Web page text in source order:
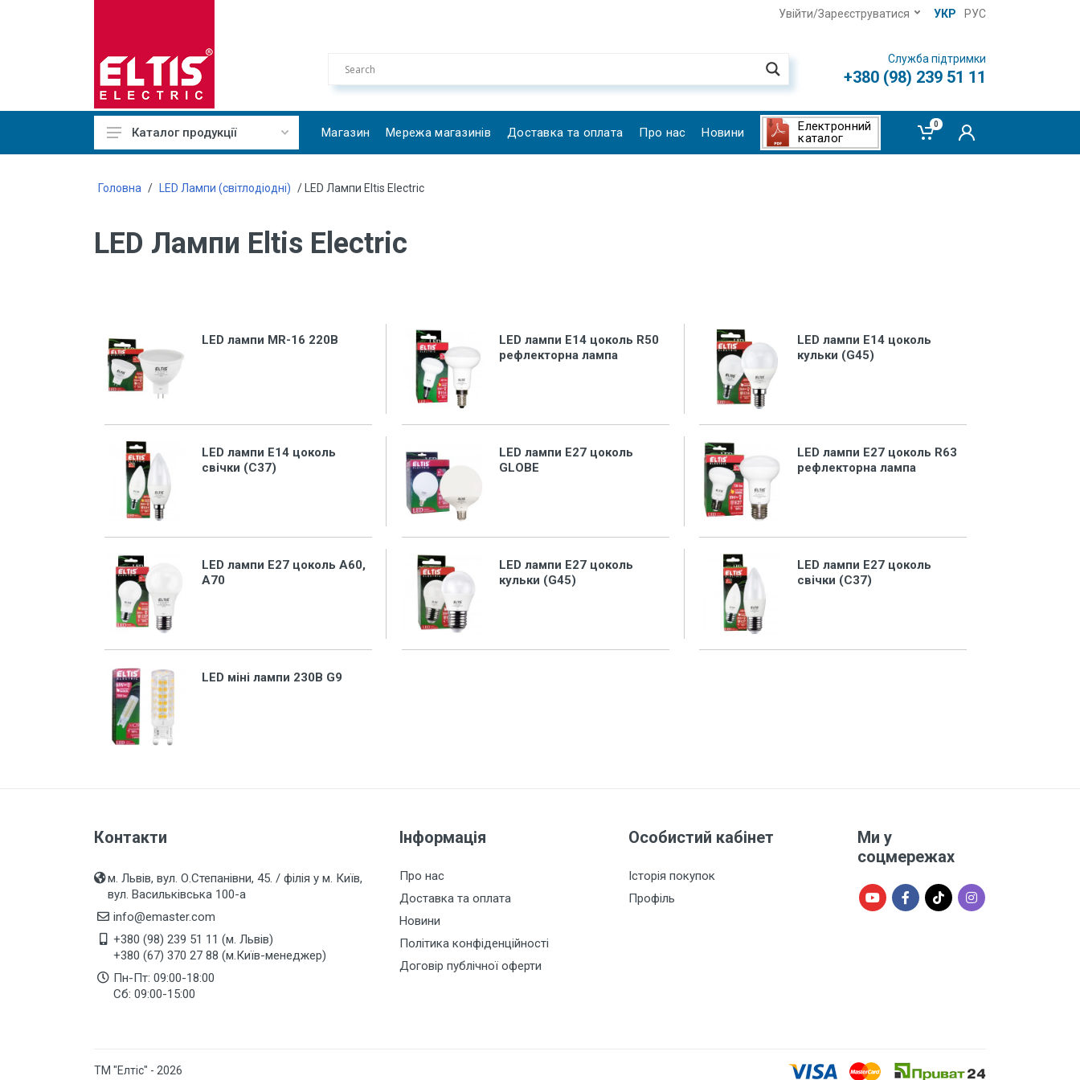
Увійти/Зареєструватися УКР РУС
Служба підтримки
+380 (98) 239 51 11
продукція
Засоби для прокладки, монтажу
і кріплення кабеля
Пристрої автоматики
Захист від перепадів напруги,
безперебійне живлення,
реле
Кнопки, перемикачі, пости...
Дзвоники, кнопки до дзвоників
Коробки монтажні і розподільчі
Щитки, бокси, панелі пластикові
Щитки, бокси металеві
Дверки ревізійні (металеві та
пластмасові)
LED Панелі (світлодіодні)
Технічне LED та люмінісцентне
освітлення
Вуличні світильники LED Eltis
електрофурнітури (ІР20, ІР44,
ІР54)
Подовжувачі, вилки, колодки...
Вимірювальні прилади
Батарейки, акумулятори,
павербанки та аксесуари
Каталог продукції Магазин Мережа магазинів Доставка та оплата Про нас Новини
Електронний
каталог
0
Головна / LED Лампи (світлодіодні) / LED Лампи Eltis Electric
LED Лампи Eltis Electric
LED лампи MR-16 220В
LED лампи Е14 цоколь R50
рефлекторна лампа
LED лампи Е14 цоколь
кульки (G45)
LED лампи Е14 цоколь
свічки (С37)
LED лампи Е27 цоколь
GLOBE
LED лампи Е27 цоколь R63
рефлекторна лампа
LED лампи Е27 цоколь А60,
А70
LED лампи Е27 цоколь
кульки (G45)
LED лампи Е27 цоколь
свічки (С37)
LED міні лампи 230B G9
Контакти
м. Львів, вул. О.Степанівни, 45. / філія у м. Київ,
вул. Васильківська 100-а
info@emaster.com
+380 (98) 239 51 11 (м. Львів)
+380 (67) 370 27 88 (м.Київ-менеджер)
Пн-Пт: 09:00-18:00
Сб: 09:00-15:00
Інформація
Про нас
Доставка та оплата
Новини
Політика конфіденційності
Договір публічної оферти
Особистий кабінет
Історія покупок
Профіль
Ми у
соцмережах
ТМ "Елтіс" - 2026